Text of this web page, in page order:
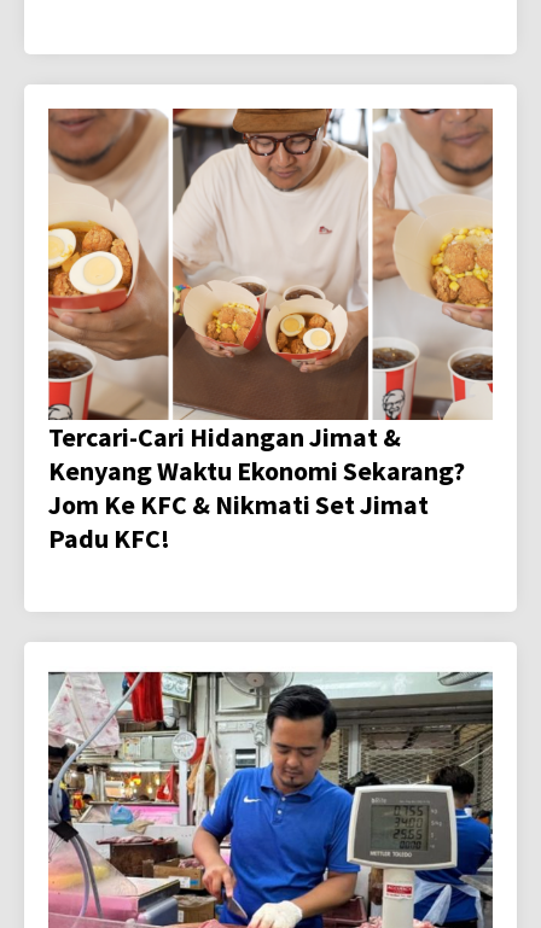
Tercari-Cari Hidangan Jimat &
Kenyang Waktu Ekonomi Sekarang?
Jom Ke KFC & Nikmati Set Jimat
Padu KFC!